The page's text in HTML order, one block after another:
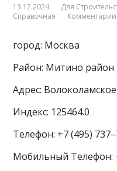
13.12.2024 Для
Справочная
город: Москва
Район: Митино район
Адрес:
Индекс: 125464.0
Телефон: +7 (495)
Мобильный Телефон: